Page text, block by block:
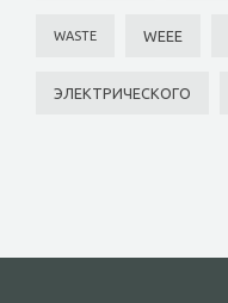
WASTE WEEE
ЭЛЕКТРИЧЕСКОГО